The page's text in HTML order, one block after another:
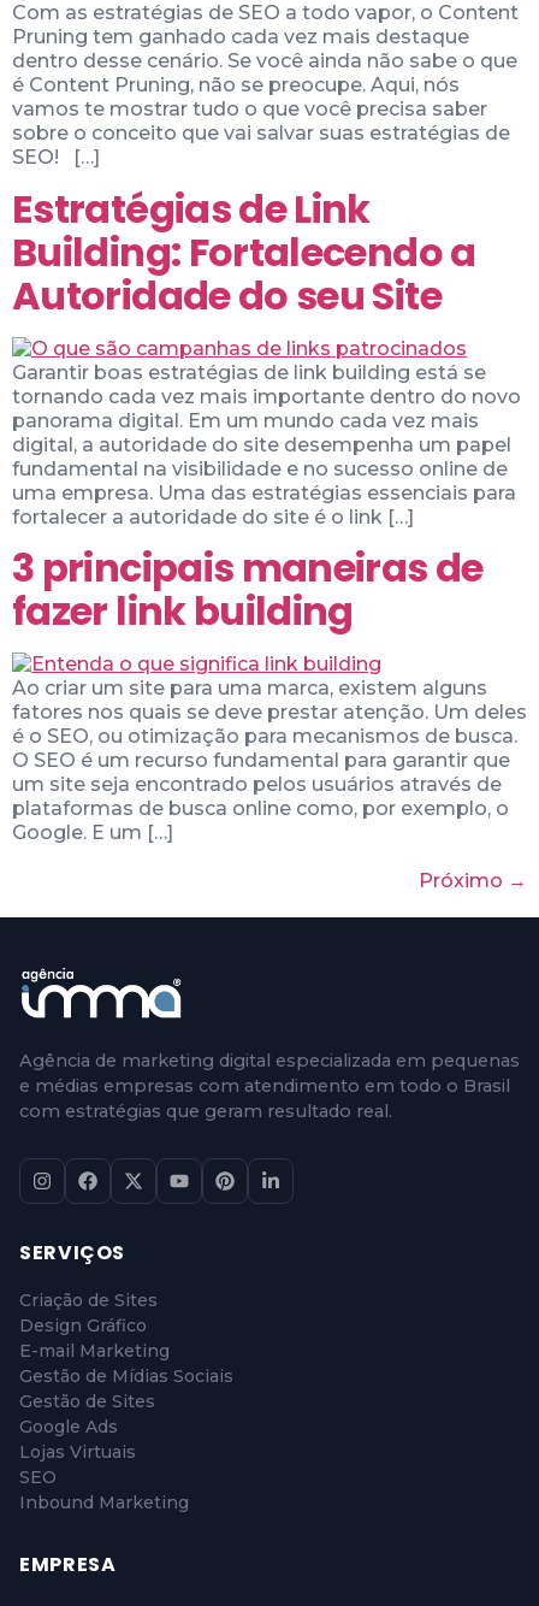
Com as estratégias de SEO a todo vapor, o Content
Pruning tem ganhado cada vez mais destaque
dentro desse cenário. Se você ainda não sabe o que
é Content Pruning, não se preocupe. Aqui, nós
vamos te mostrar tudo o que você precisa saber
sobre o conceito que vai salvar suas estratégias de
SEO! […]
Estratégias de Link
Building: Fortalecendo a
Autoridade do seu Site
Garantir boas estratégias de link building está se
tornando cada vez mais importante dentro do novo
panorama digital. Em um mundo cada vez mais
digital, a autoridade do site desempenha um papel
fundamental na visibilidade e no sucesso online de
uma empresa. Uma das estratégias essenciais para
fortalecer a autoridade do site é o link […]
3 principais maneiras de
fazer link building
Ao criar um site para uma marca, existem alguns
fatores nos quais se deve prestar atenção. Um deles
é o SEO, ou otimização para mecanismos de busca.
O SEO é um recurso fundamental para garantir que
um site seja encontrado pelos usuários através de
plataformas de busca online como, por exemplo, o
Google. E um […]
Próximo →
Agência de marketing digital especializada em pequenas
e médias empresas com atendimento em todo o Brasil
com estratégias que geram resultado real.
SERVIÇOS
Criação de Sites
Design Gráfico
E-mail Marketing
Gestão de Mídias Sociais
Gestão de Sites
Google Ads
Lojas Virtuais
SEO
Inbound Marketing
EMPRESA